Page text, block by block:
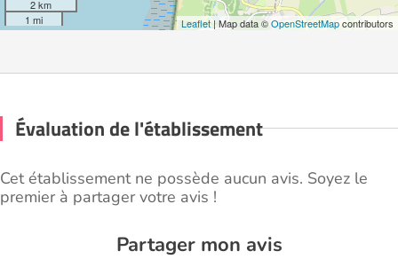
2 km
1 mi
Leaflet | Map data ©OpenStreetMapcontributors
Évaluation de l'établissement
Cet établissement ne possède aucun avis. Soyez le
premier à partager votre avis !
Partager mon avis